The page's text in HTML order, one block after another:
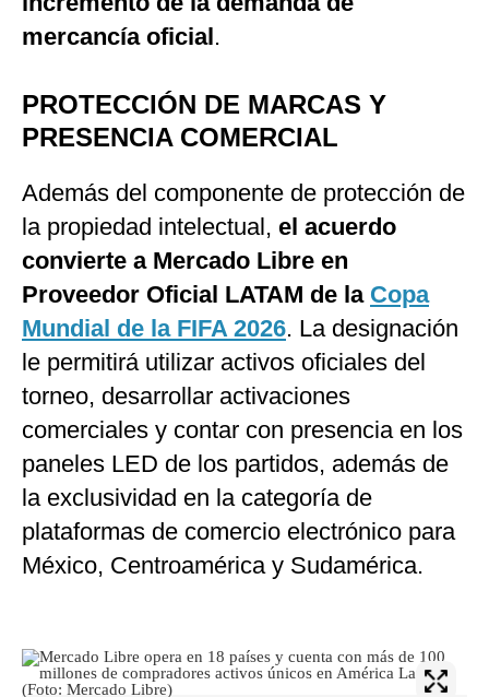
mercancía oficial.
PROTECCIÓN DE MARCAS Y
PRESENCIA COMERCIAL
Además del componente de protección de
la propiedad intelectual, el acuerdo
convierte a Mercado Libre en
Proveedor Oficial LATAM de la Copa
Mundial de la FIFA 2026. La designación
le permitirá utilizar activos oficiales del
torneo, desarrollar activaciones
comerciales y contar con presencia en los
paneles LED de los partidos, además de
la exclusividad en la categoría de
plataformas de comercio electrónico para
México, Centroamérica y Sudamérica.